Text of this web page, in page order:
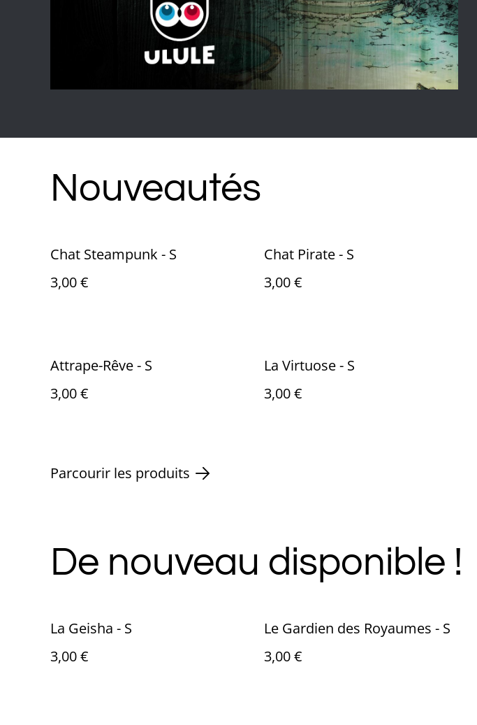
Nouveautés
Chat Steampunk - S
3,00 €
Chat Pirate - S
3,00 €
Attrape-Rêve - S
3,00 €
La Virtuose - S
3,00 €
Parcourir les produits
De nouveau disponible !
La Geisha - S
3,00 €
Le Gardien des Royaumes - S
3,00 €